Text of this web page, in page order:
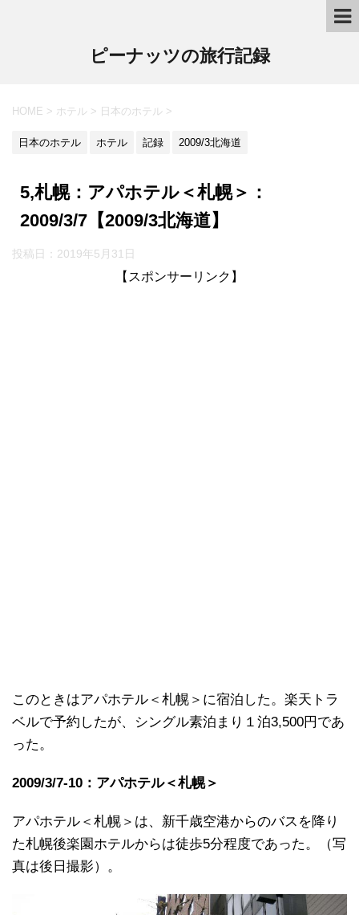
ピーナッツの旅行記録
HOME > ホテル > 日本のホテル >
日本のホテル ホテル 記録 2009/3北海道
5,札幌：アパホテル＜札幌＞：
2009/3/7【2009/3北海道】
投稿日：2019年5月31日
【スポンサーリンク】
このときはアパホテル＜札幌＞に宿泊した。楽天トラ
ベルで予約したが、シングル素泊まり１泊3,500円であ
った。
2009/3/7-10：アパホテル＜札幌＞
アパホテル＜札幌＞は、新千歳空港からのバスを降り
た札幌後楽園ホテルからは徒歩5分程度であった。（写
真は後日撮影）。